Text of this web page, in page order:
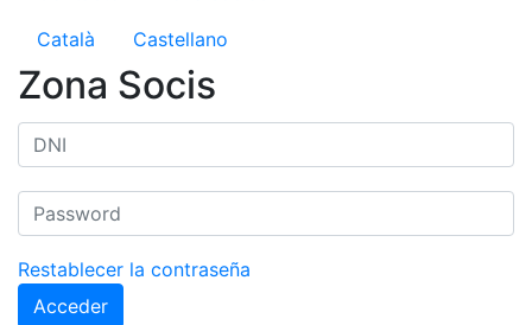
Català
Castellano
Zona Socis
Restablecer la contraseña
Acceder